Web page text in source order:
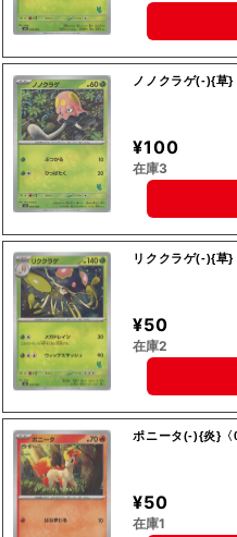
ノノクラゲ(-){草
¥100
在庫3
リククラゲ(-){草
¥50
在庫2
ポニータ(-){炎}
¥50
在庫1